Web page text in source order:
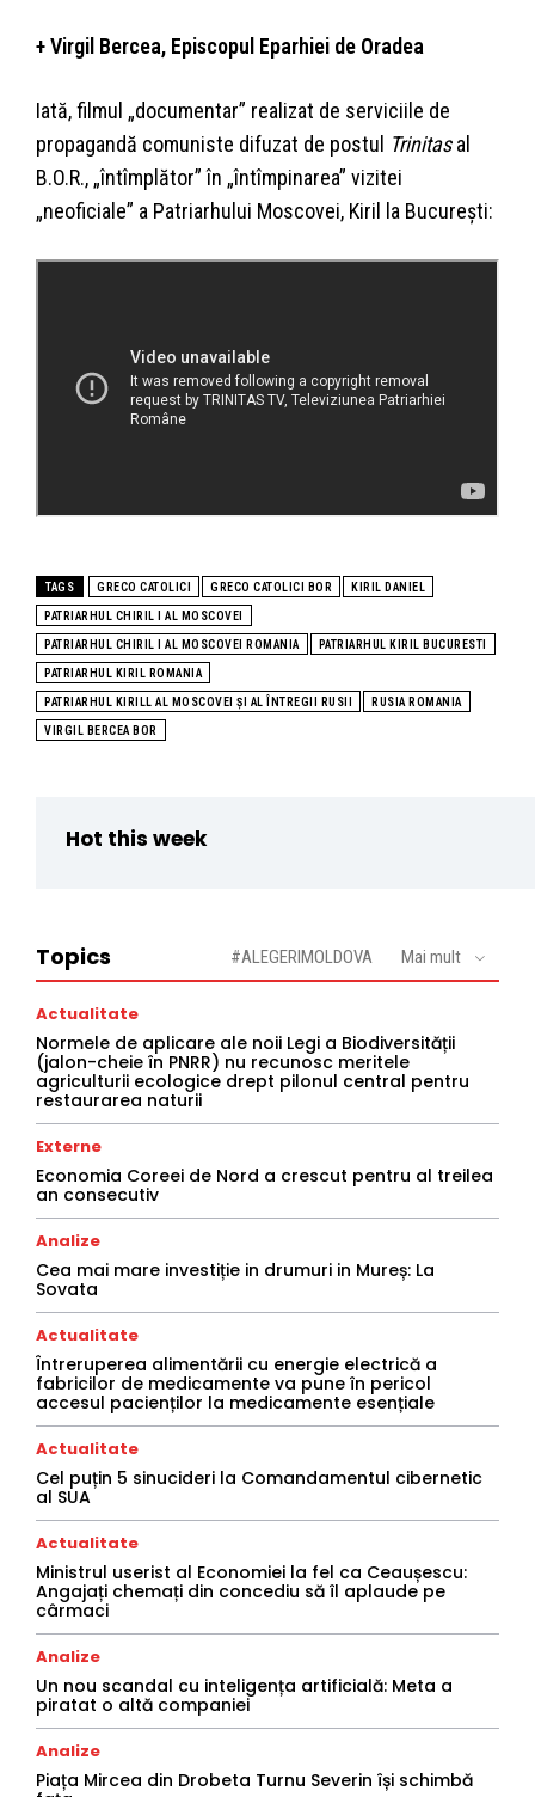
+ Virgil Bercea, Episcopul Eparhiei de Oradea
Iată, filmul „documentar” realizat de serviciile de
propagandă comuniste difuzat de postul Trinitasal
B.O.R., „întîmplător” în „întîmpinarea” vizitei
„neoficiale” a Patriarhului Moscovei, Kiril la București:
TAGS GRECO CATOLICI GRECO CATOLICI BOR KIRIL DANIEL
PATRIARHUL CHIRIL I AL MOSCOVEI
PATRIARHUL CHIRIL I AL MOSCOVEI ROMANIA PATRIARHUL KIRIL BUCURESTI
PATRIARHUL KIRIL ROMANIA
PATRIARHUL KIRILL AL MOSCOVEI ȘI AL ÎNTREGII RUSII RUSIA ROMANIA
VIRGIL BERCEA BOR
Hot this week
Topics #ALEGERIMOLDOVA Mai mult
Actualitate
Normele de aplicare ale noii Legi a Biodiversității
(jalon-cheie în PNRR) nu recunosc meritele
agriculturii ecologice drept pilonul central pentru
restaurarea naturii
Externe
Economia Coreei de Nord a crescut pentru al treilea
an consecutiv
Analize
Cea mai mare investiție in drumuri in Mureș: La
Sovata
Actualitate
Întreruperea alimentării cu energie electrică a
fabricilor de medicamente va pune în pericol
accesul pacienților la medicamente esențiale
Actualitate
Cel puțin 5 sinucideri la Comandamentul cibernetic
al SUA
Actualitate
Ministrul userist al Economiei la fel ca Ceaușescu:
Angajați chemați din concediu să îl aplaude pe
cârmaci
Analize
Un nou scandal cu inteligența artificială: Meta a
piratat o altă companiei
Analize
Piața Mircea din Drobeta Turnu Severin își schimbă